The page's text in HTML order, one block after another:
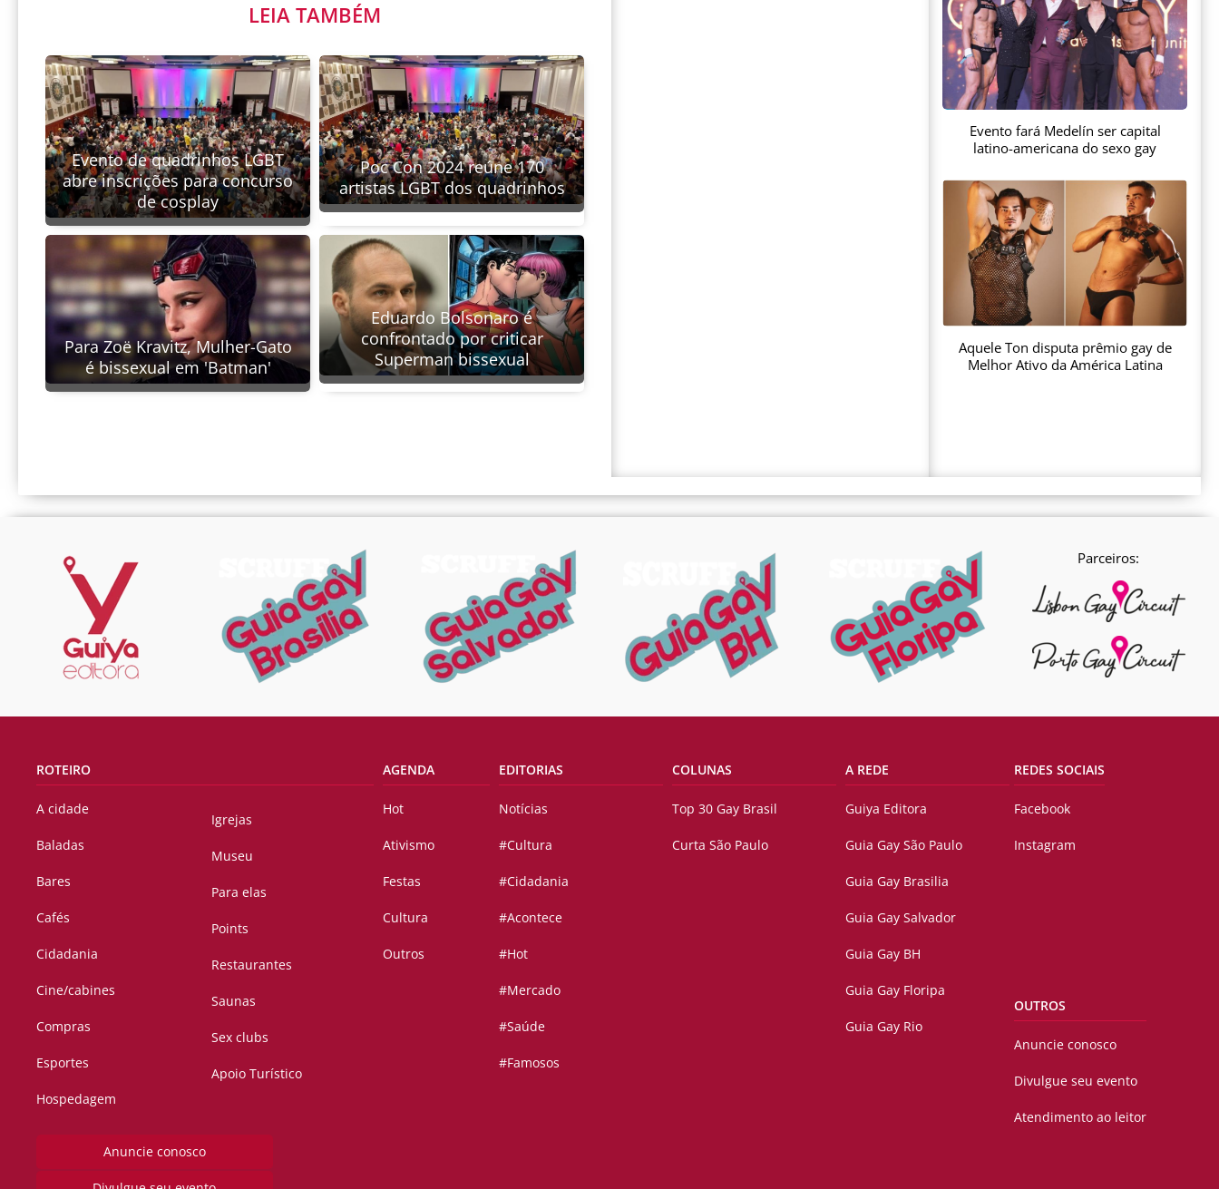
LEIA TAMBÉM
Evento de quadrinhos LGBT
abre inscrições para concurso
de cosplay
Poc Con 2024 reúne 170
artistas LGBT dos quadrinhos
Para Zoë Kravitz, Mulher-Gato
é bissexual em 'Batman'
Eduardo Bolsonaro é
confrontado por criticar
Superman bissexual
Evento fará Medelín ser capital
latino-americana do sexo gay
Aquele Ton disputa prêmio gay de
Melhor Ativo da América Latina
Parceiros:
ROTEIRO
A cidade
Baladas
Bares
Cafés
Cidadania
Cine/cabines
Compras
Esportes
Hospedagem
Igrejas
Museu
Para elas
Points
Restaurantes
Saunas
Sex clubs
Apoio Turístico
Anuncie conosco
AGENDA
Hot
Ativismo
Festas
Cultura
Outros
EDITORIAS
Notícias
#Cultura
#Cidadania
#Acontece
#Hot
#Mercado
#Saúde
#Famosos
COLUNAS
Top 30 Gay Brasil
Curta São Paulo
A REDE
Guiya Editora
Guia Gay São Paulo
Guia Gay Brasilia
Guia Gay Salvador
Guia Gay BH
Guia Gay Floripa
Guia Gay Rio
REDES SOCIAIS
Facebook
Instagram
OUTROS
Anuncie conosco
Divulgue seu evento
Atendimento ao leitor